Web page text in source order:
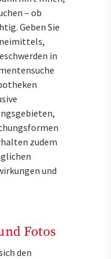
– ob
Geben Sie
in
zudem
und
Fotos
den